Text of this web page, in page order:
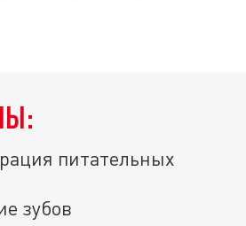
питательных
зубов